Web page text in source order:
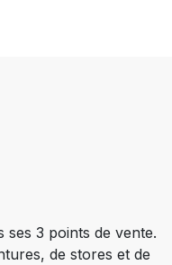
ses 3 points de vente.
de stores et de